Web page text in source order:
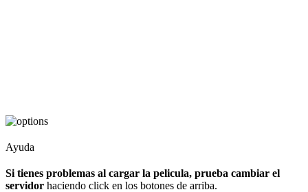
Ayuda
Si tienes problemas al cargar la pelicula, prueba cambiar el
servidor haciendo click en los botones de arriba.